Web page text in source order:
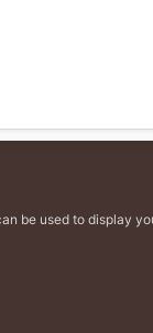
be used to display